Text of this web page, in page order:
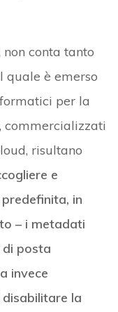
conta tanto
quale è emerso
per la
commercializzati
risultano
e
in
– i metadati
di posta
invece
la